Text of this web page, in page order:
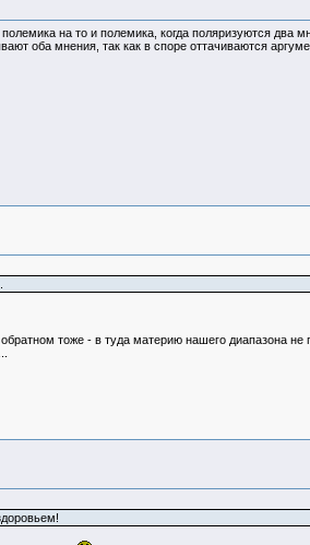
на то и полемика, когда поляризуются два
оба мнения, так как в споре оттачиваются
тоже - в туда материю нашего диапазона не